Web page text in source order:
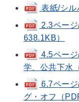
表紙/シル
2.3ペー
638.1KB）
4.5ペー
学、公共下水
6.7ペー
グ・オフ（